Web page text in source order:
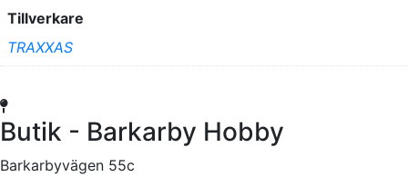
Tillverkare
TRAXXAS
Butik - Barkarby Hobby
Barkarbyvägen 55c